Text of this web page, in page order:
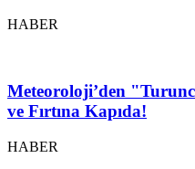
HABER
Meteoroloji’den
ve Fırtına Kapıda!
HABER